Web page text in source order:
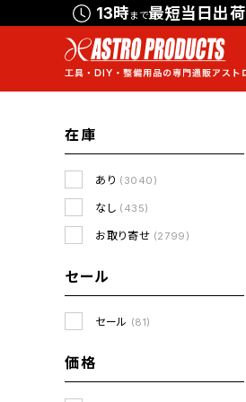
13時まで最短当日出荷
在庫
あり (3040)
なし (435)
お取り寄せ (2799)
セール
セール (81)
価格